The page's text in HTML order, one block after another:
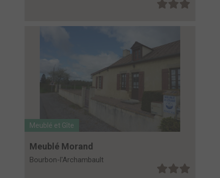
Meublé et Gîte
Meublé Morand
Bourbon-l'Archambault